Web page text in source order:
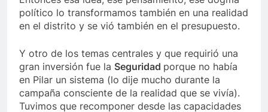
político lo transformamos también en una realidad
en el distrito y se vió también en el presupuesto.
Y otro de los temas centrales y que requirió una
gran inversión fue la Seguridad porque no había
en Pilar un sistema (lo dije mucho durante la
campaña consciente de la realidad que se vivía).
Tuvimos que recomponer desde las capacidades